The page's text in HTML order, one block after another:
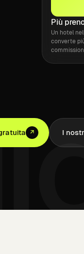
↗ I
Più
Un hotel
converte